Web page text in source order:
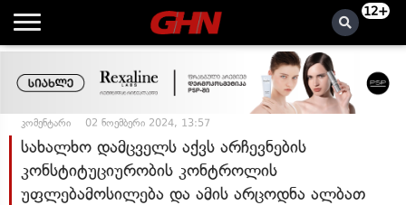
12+
კომენტარი 02 ნოემბერი 2024, 13:57
სახალხო დამცველს აქვს არჩევნების
კონსტიტუციურობის კონტროლის
უფლებამოსილება და ამის არცოდნა ალბათ